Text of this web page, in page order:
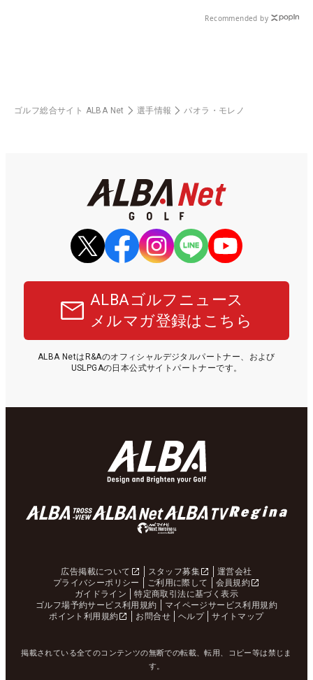
Recommended by
ゴルフ総合サイト ALBA Net 選手情報 パオラ・モレノ
ALBAゴルフニュース
メルマガ登録はこちら
ALBA NetはR&Aのオフィシャルデジタルパートナー、および
USLPGAの日本公式サイトパートナーです。
広告掲載について スタッフ募集
運営会社
プライバシーポリシー
ご利用に際して
会員規約
ガイドライン
特定商取引法に基づく表示
ゴルフ場予約サービス利用規約
マイページサービス利用規約
ポイント利用規約
お問合せ ヘルプ サイトマップ
掲載されている全てのコンテンツの無断での転載、転用、コピー等は禁じま
す。